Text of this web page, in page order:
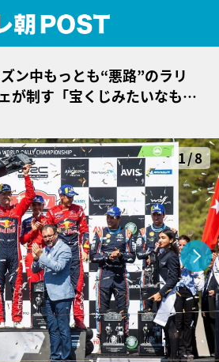
ン中もっとも“悪路”のラリ
が制す「宝くじみたいなも
1/8